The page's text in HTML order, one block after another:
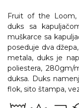
KANCELARIJA
KUĆNI SETOVI
OLOVKE
PRIVESCI &
TORBE &
Fruit of the Loom,
duks sa
muškarce sa
poseduje dva
metala, duks je
poliestera, 280gm/
duksa. Duks
flok, sito štampa,